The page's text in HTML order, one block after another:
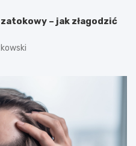
– jak złagodzić